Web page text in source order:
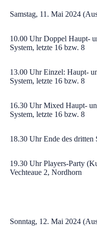
Samstag, 11. Mai 2024
10.00 Uhr Doppel Haupt-
System, letzte 16 bzw. 8
13.00 Uhr Einzel: Haupt-
System, letzte 16 bzw. 8
16.30 Uhr Mixed Haupt-
System, letzte 16 bzw. 8
18.30 Uhr Ende des dritten
19.30 Uhr Players-Party
Vechteaue 2, Nordhorn
Sonntag, 12. Mai 2024